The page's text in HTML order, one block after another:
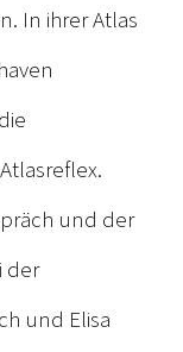
In ihrer Atlas
und der
der
und Elisa